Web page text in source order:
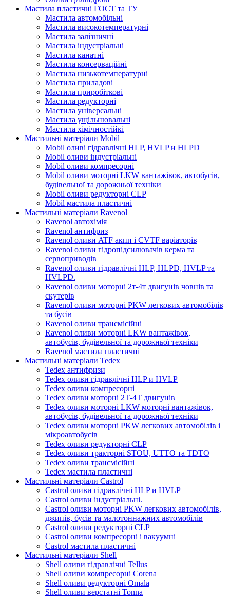
Мастила пластичні ГОСТ та ТУ
Мастила автомобільні
Мастила високотемпературні
Мастила залізничні
Мастила індустріальні
Мастила канатні
Мастила консерваційні
Мастила низькотемпературні
Мастила приладові
Мастила приробіткові
Мастила редукторні
Мастила універсальні
Мастила ущільнювальні
Мастила хімічностійкі
Мастильні матеріали Mobil
Mobil оливі гідравлічні HLP, HVLP и HLPD
Mobil оливи індустріальні
Mobil оливи компресорні
Mobil оливи моторні LKW вантажівок, автобусів,
будівельної та дорожньої техніки
Mobil оливи редукторні CLP
Mobil мастила пластичні
Мастильні матеріали Ravenol
Ravenol автохімія
Ravenol антифриз
Ravenol оливи ATF акпп і CVTF варіаторів
Ravenol оливи гідропідсилювачів керма та
сервоприводів
Ravenol оливи гідравлічні HLP, HLPD, HVLP та
HVLPD.
Ravenol оливи моторні 2т-4т двигунів човнів та
скутерів
Ravenol оливи моторні PKW легкових автомобілів
та бусів
Ravenol оливи трансмісійні
Ravenol оливи моторні LKW вантажівок,
автобусів, будівельної та дорожньої техніки
Ravenol мастила пластичні
Мастильні матеріали Tedex
Tedex антифризи
Tedex оливи гідравлічні HLP и HVLP
Tedex оливи компресорні
Tedex оливи моторні 2Т-4Т двигунів
Tedex оливи моторні LKW моторні вантажівок,
автобусів, будівельної та дорожньої техніки
Tedex оливи моторні PKW легкових автомобілів і
мікроавтобусів
Tedex оливи редукторні CLP
Tedex оливи тракторні STOU, UTTO та TDTO
Tedex оливи трансмісійні
Tedex мастила пластичні
Мастильні матеріали Castrol
Castrol оливи гідравлічні HLP и HVLP
Castrol оливи індустріальні.
Castrol оливи моторні PKW легкових автомобілів,
джипів, бусів та малотоннажних автомобілів
Castrol оливи редукторні CLP
Castrol оливи компресорні і вакуумні
Castrol мастила пластичні
Мастильні матеріали Shell
Shell оливи гідравлічні Tellus
Shell оливи компресорні Corena
Shell оливи редукторні Omala
Shell оливи верстатні Tonna